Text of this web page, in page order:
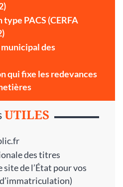
PACS (CERFA
des
qui fixe les redevances
UTILES
des titres
site de l’État pour vos